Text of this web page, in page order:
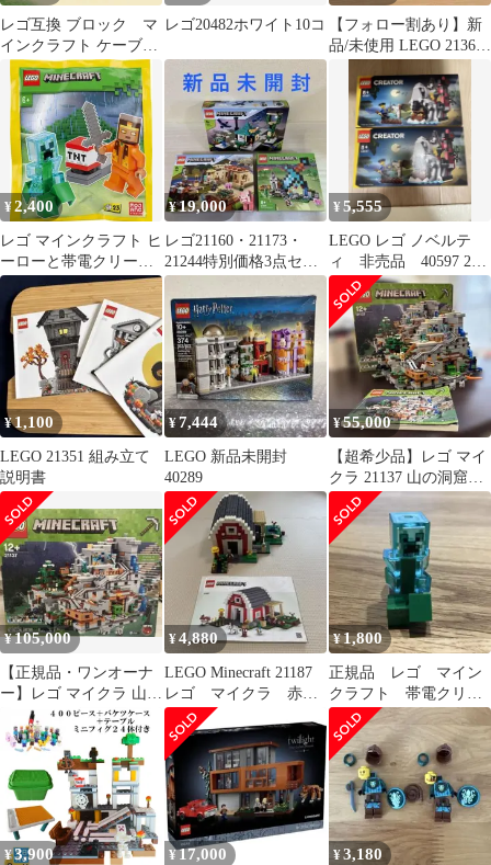
レゴ互換 ブロック マ
インクラフト ケーブガ
ーデン デラックスエ
ディション
レゴ20482ホワイト10コ
【フォロー割あり】新
品/未使用 LEGO 21363
¥2,400
レゴ マインクラフト ヒ
ーローと帯電クリーパ
ーとTNTランチャー 激
レア
¥19,000
レゴ21160・21173・
21244特別価格3点セッ
ト
¥5,555
LEGO レゴ ノベルテ
ィ 非売品 40597 2個
セット
¥ 1,100
LEGO 21351 組み立て
説明書
¥7,444
LEGO 新品未開封
40289
¥55,000
【超希少品】レゴ マイ
クラ 21137 山の洞窟
説明書・箱付き
¥105,000
【正規品・ワンオーナ
ー】レゴ マイクラ 山の
洞窟 21137 箱説明書付
送料込
¥4,880
LEGO Minecraft 21187
レゴ マイクラ 赤い
馬小屋
¥1,800
正規品 レゴ マイン
クラフト 帯電クリー
パー ミニフィグ
¥3,900 ¥ 17,000 ¥3,180